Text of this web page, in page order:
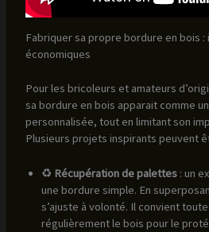
Fabriquer sa propre bordure en bois
économiques
Pour les bricoleurs et amateurs
sa bordure en bois apparait comme
personnalisée, tout en limitant son
Plusieurs projets inspirants peuvent
♻️ Récupération de palettes: un
une bordure simple. En
s’ajuste à volonté. Il convient
régulièrement le bois pour le